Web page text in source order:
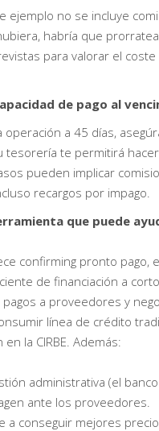
ejemplo no se incluye
habría que
para valorar el
de pago al
operación a 45 días,
tesorería te permitirá
pueden implicar
recargos por impago.
que puede
confirming pronto pago,
de financiación a
a proveedores y
línea de crédito
la CIRBE. Además:
administrativa (el
ante los proveedores.
a conseguir mejores